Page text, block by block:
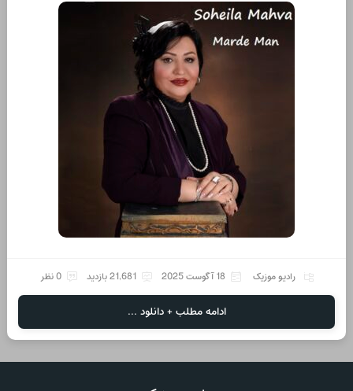
رادیو موزیک 18 آگوست 2025 21,681 بازدید 0 نظر
ادامه مطلب + دانلود ...